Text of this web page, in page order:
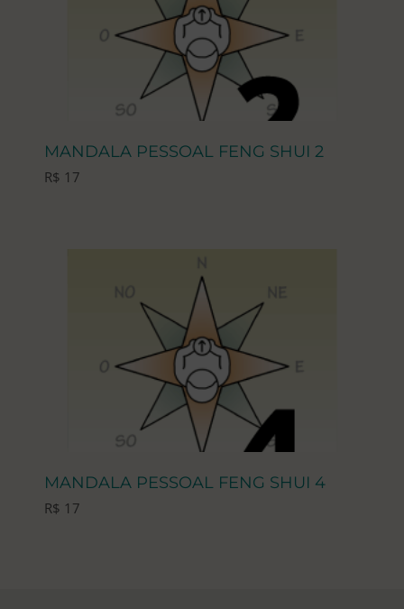
MANDALA PESSOAL FENG SHUI 2
R$ 17
MANDALA PESSOAL FENG SHUI 4
R$ 17